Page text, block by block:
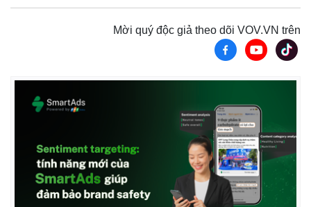
Mời quý độc giả theo dõi VOV.VN trên